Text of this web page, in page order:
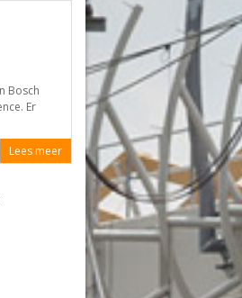
Bosch
Er
Lees meer